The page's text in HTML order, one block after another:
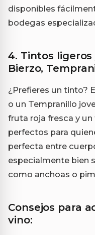
disponibles
bodegas
4. Tintos
Bierzo,
¿Prefieres un tinto?
o un Tempranillo
fruta roja fresca y
perfectos para
perfecta entre
especialmente bien
como anchoas o
Consejos para
vino: